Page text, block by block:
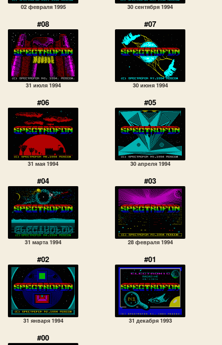
02 февраля 1995 30 сентября 1994
#08
31 июля 1994
#07
30 июня 1994
#06
31 мая 1994
#05
30 апреля 1994
#04
31 марта 1994
#03
28 февраля 1994
#02
31 января 1994
#01
31 декабря 1993
#00